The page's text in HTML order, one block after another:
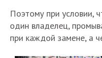
Поэтому при условии,
один владелец,
при каждой замене, а